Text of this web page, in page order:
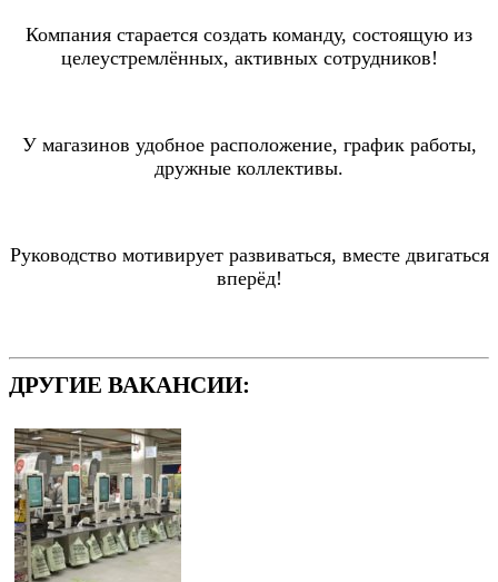
Компания старается создать команду, состоящую из
целеустремлённых, активных сотрудников!
У магазинов удобное расположение, график работы,
дружные коллективы.
Руководство мотивирует развиваться, вместе двигаться
вперёд!
ДРУГИЕ ВАКАНСИИ: